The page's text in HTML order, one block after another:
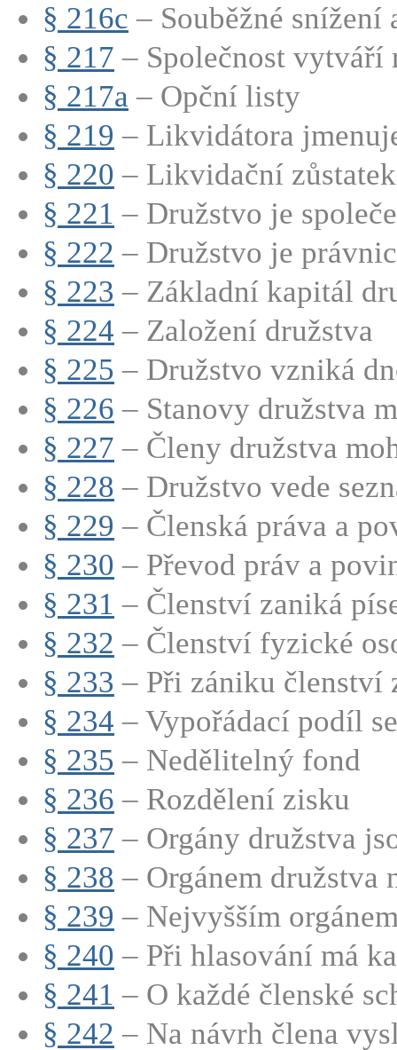
§ 216c – Souběžné snížení
§ 217 – Společnost vytváří
§ 217a – Opční listy
§ 219 – Likvidátora
§ 220 – Likvidační
§ 221 – Družstvo je
§ 222 – Družstvo je
§ 223 – Základní kapitál
§ 224 – Založení družstva
§ 225 – Družstvo vzniká
§ 226 – Stanovy družstva
§ 227 – Členy družstva
§ 228 – Družstvo vede
§ 229 – Členská práva a
§ 230 – Převod práv a
§ 231 – Členství zaniká
§ 232 – Členství fyzické
§ 233 – Při zániku členství
§ 234 – Vypořádací podíl
§ 235 – Nedělitelný fond
§ 236 – Rozdělení zisku
§ 237 – Orgány družstva
§ 238 – Orgánem družstva
§ 239 – Nejvyšším
§ 240 – Při hlasování má
§ 241 – O každé členské
§ 242 – Na návrh člena